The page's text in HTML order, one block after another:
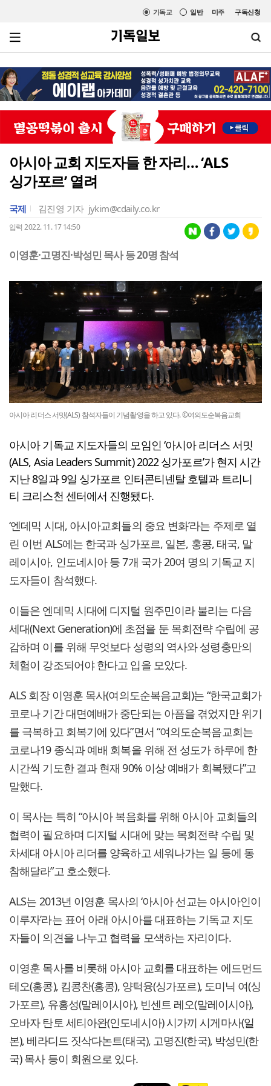
미주 구독신청
일반
기독교
아시아 교회 지도자들 한 자리… ‘ALS
싱가포르’ 열려
국제 김진영 기자 jykim@cdaily.co.kr
입력 2022. 11. 17 14:50
이영훈·고명진·박성민 목사 등 20명 참석
아시아 리더스 서밋(ALS) 참석자들이 기념촬영을 하고 있다. ©여의도순복음교회
아시아 기독교 지도자들의 모임인 ‘아시아 리더스 서밋
(ALS, Asia Leaders Summit) 2022 싱가포르’가 현지 시간
지난 8일과 9일 싱가포르 인터콘티넨탈 호텔과 트리니
티 크리스천 센터에서 진행됐다.
‘엔데믹 시대, 아시아교회들의 중요 변화’라는 주제로 열
린 이번 ALS에는 한국과 싱가포르, 일본, 홍콩, 태국, 말
레이시아, 인도네시아 등 7개 국가 20여 명의 기독교 지
도자들이 참석했다.
이들은 엔데믹 시대에 디지털 원주민이라 불리는 다음
세대(Next Generation)에 초점을 둔 목회전략 수립에 공
감하며 이를 위해 무엇보다 성령의 역사와 성령충만의
체험이 강조되어야 한다고 입을 모았다.
ALS 회장 이영훈 목사(여의도순복음교회)는 “한국교회가
코로나 기간 대면예배가 중단되는 아픔을 겪었지만 위기
를 극복하고 회복기에 있다”면서 “여의도순복음교회는
코로나19 종식과 예배 회복을 위해 전 성도가 하루에 한
시간씩 기도한 결과 현재 90% 이상 예배가 회복됐다”고
말했다.
이 목사는 특히 “아시아 복음화를 위해 아시아 교회들의
협력이 필요하며 디지털 시대에 맞는 목회전략 수립 및
차세대 아시아 리더를 양육하고 세워나가는 일 등에 동
참해달라”고 호소했다.
ALS는 2013년 이영훈 목사의 ‘아시아 선교는 아시아인이
이루자’라는 표어 아래 아시아를 대표하는 기독교 지도
자들이 의견을 나누고 협력을 모색하는 자리이다.
이영훈 목사를 비롯해 아시아 교회를 대표하는 에드먼드
테오(홍콩), 킴콩찬(홍콩), 양턱융(싱가포르), 도미닉 여(싱
가포르), 유홍성(말레이시아), 빈센트 레오(말레이시아),
오바자 탄토 세티아완(인도네시아) 시가끼 시게마사(일
본), 베라디드 짓삭다논트(태국), 고명진(한국), 박성민(한
국) 목사 등이 회원으로 있다.